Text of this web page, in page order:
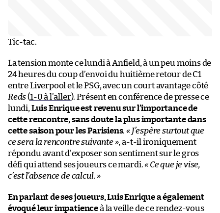
Tic-tac.
La tension monte ce lundi à Anfield, à un peu moins de
24 heures du coup d’envoi du huitième retour de C1
entre Liverpool et le PSG, avec un court avantage côté
Reds(1-0 à l’aller). Présent en conférence de presse ce
lundi, Luis Enrique est revenu sur l’importance de
cette rencontre, sans doute la plus importante dans
cette saison pour les Parisiens.« J’espère surtout que
ce sera la rencontre suivante », a-t-il ironiquement
répondu avant d’exposer son sentiment sur le gros
défi qui attend ses joueurs ce mardi.« Ce que je vise,
c’est l’absence de calcul. »
En parlant de ses joueurs, Luis Enrique a également
évoqué leur impatienceà la veille de ce rendez-vous